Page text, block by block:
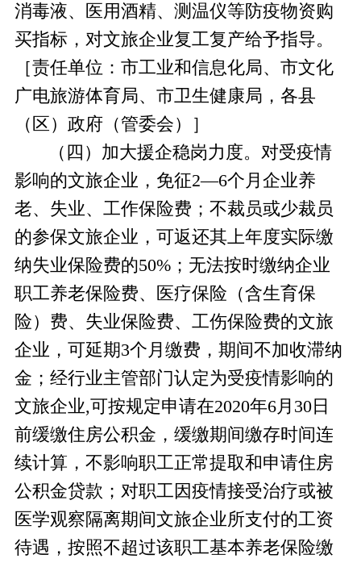
消毒液、医用酒精、测温仪等防疫物资购
买指标，对文旅企业复工复产给予指导。
［责任单位：市工业和信息化局、市文化
广电旅游体育局、市卫生健康局，各县
（区）政府（管委会）］
（四）加大援企稳岗力度。 对受疫情
影响的文旅企业，免征2—6个月企业养
老、失业、工作保险费； 不裁员或少裁员
的参保文旅企业，可返还其上年度实际缴
纳失业保险费的50%；无法按时缴纳企业
职工养老保险费、医疗保险（含生育保
险）费、失业保险费、工伤保险费的文旅
企业，可延期3个月缴费，期间不加收滞纳
金；经行业主管部门认定为受疫情影响的
文旅企业,可按规定申请在2020年6月30日
前缓缴住房公积金 ，缓缴期间缴存时间连
续计算，不影响职工正常提取和申请住房
公积金贷款 ； 对职工因疫情接受治疗或被
医学观察隔离期间文旅企业所支付的工资
待遇，按照不超过该职工基本养老保险缴